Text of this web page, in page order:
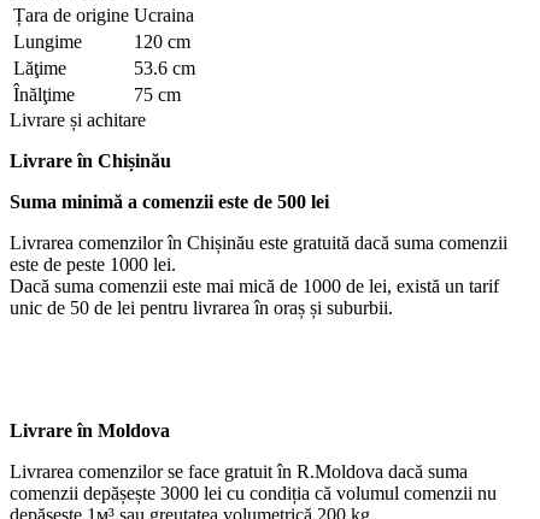
Țara de origine Ucraina
Lungime
120 cm
Lăţime
53.6 cm
Înălţime
75 cm
Livrare și achitare
Livrareîn Chișinău
Suma minimă a comenzii este de 500 lei
Livrarea comenzilor în Chișinău este gratuită dacă suma comenzii
este de peste 1000 lei.
Dacă suma comenzii este mai mică de 1000 de lei, există un tarif
unic de 50 de lei pentru livrarea în oraș și suburbii.
Livrare în Moldova
Livrarea comenzilor se face gratuit în R.Moldova dacă suma
comenzii depășește 3000 lei cu condiția că volumul comenzii nu
depășește 1м³ sau greutatea volumetrică 200 kg.